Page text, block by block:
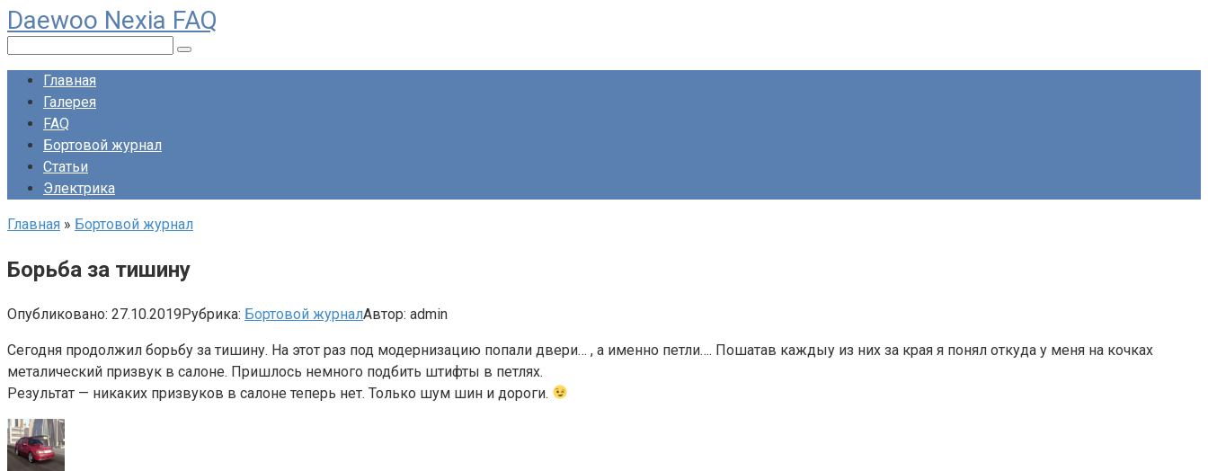
Перейти
к
контенту
Daewoo Nexia FAQ
Главная
Галерея
FAQ
Бортовой журнал
Статьи
Электрика
Главная » Бортовой журнал
Борьба за тишину
Опубликовано: 27.10.2019Рубрика: Бортовой журналАвтор: admin
Сегодня продолжил борьбу за тишину. На этот раз под модернизацию попали двери… , а именно петли…. Пошатав каждыу из них за края я понял откуда у меня на кочках
металический призвук в салоне. Пришлось немного подбить штифты в петлях.
Результат — никаких призвуков в салоне теперь нет. Только шум шин и дороги.